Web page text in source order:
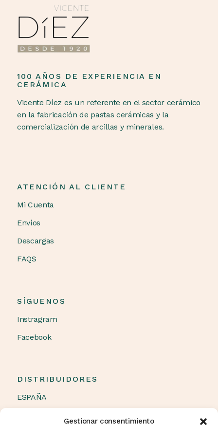
Gestionar consentimiento
100 AÑOS DE EXPERIENCIA EN
CERÁMICA
Vicente Díez es un referente en el sector cerámico
en la fabricación de pastas cerámicas y la
comercialización de arcillas y minerales.
ATENCIÓN AL CLIENTE
Mi Cuenta
Envíos
Descargas
FAQS
SÍGUENOS
Instragram
Facebook
DISTRIBUIDORES
ESPAÑA